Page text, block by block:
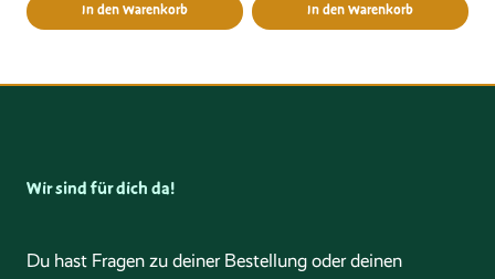
In den Warenkorb In den Warenkorb
Wir sind für dich da!
Du hast Fragen zu deiner Bestellung oder deinen